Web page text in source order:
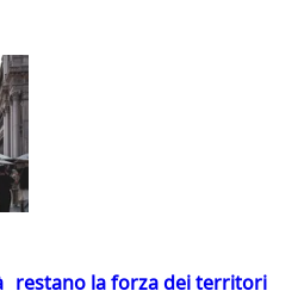
restano la forza dei territori